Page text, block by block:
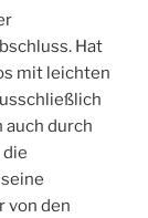
Hat
mit leichten
auch durch
von den